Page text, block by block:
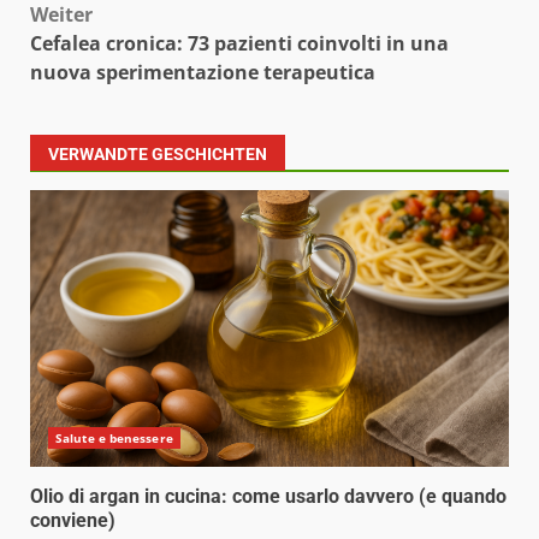
Weiter
Cefalea cronica: 73 pazienti coinvolti in una
nuova sperimentazione terapeutica
VERWANDTE GESCHICHTEN
Salute e benessere
Olio di argan in cucina: come usarlo davvero (e quando
conviene)